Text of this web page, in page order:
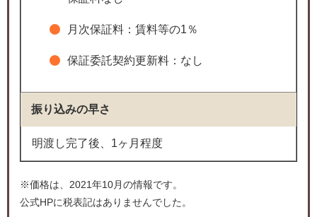
月次保証料：賃料等の1％
保証委託契約更新料：なし
振り込みの早さ
明渡し完了後、1ヶ月程度
※価格は、2021年10月の情報です。
公式HPに税表記はありませんでした。